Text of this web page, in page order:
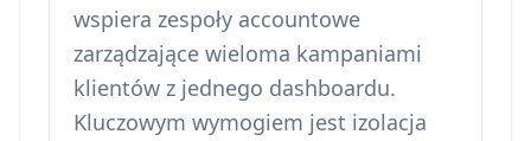
wspiera zespoły accountowe
zarządzające wieloma kampaniami
klientów z jednego dashboardu.
Kluczowym wymogiem jest izolacja